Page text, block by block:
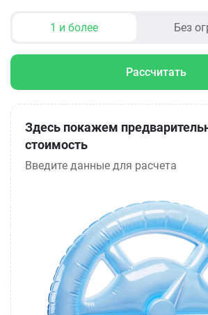
1 и более Без
Рассчитать
Здесь покажем
стоимость
Введите данные для расчета